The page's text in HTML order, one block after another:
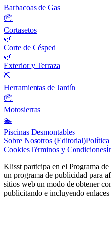
Barbacoas de Gas
📦
Cortasetos
🌿
Corte de Césped
🌿
Exterior y Terraza
⛏️
Herramientas de Jardín
📦
Motosierras
🏊
Piscinas Desmontables
Sobre Nosotros (Editorial)Política
CookiesTérminos y Condiciones
Klisst participa en el Programa
un programa de publicidad para
sitios web un modo de obtener
publicitando e incluyendo enlaces